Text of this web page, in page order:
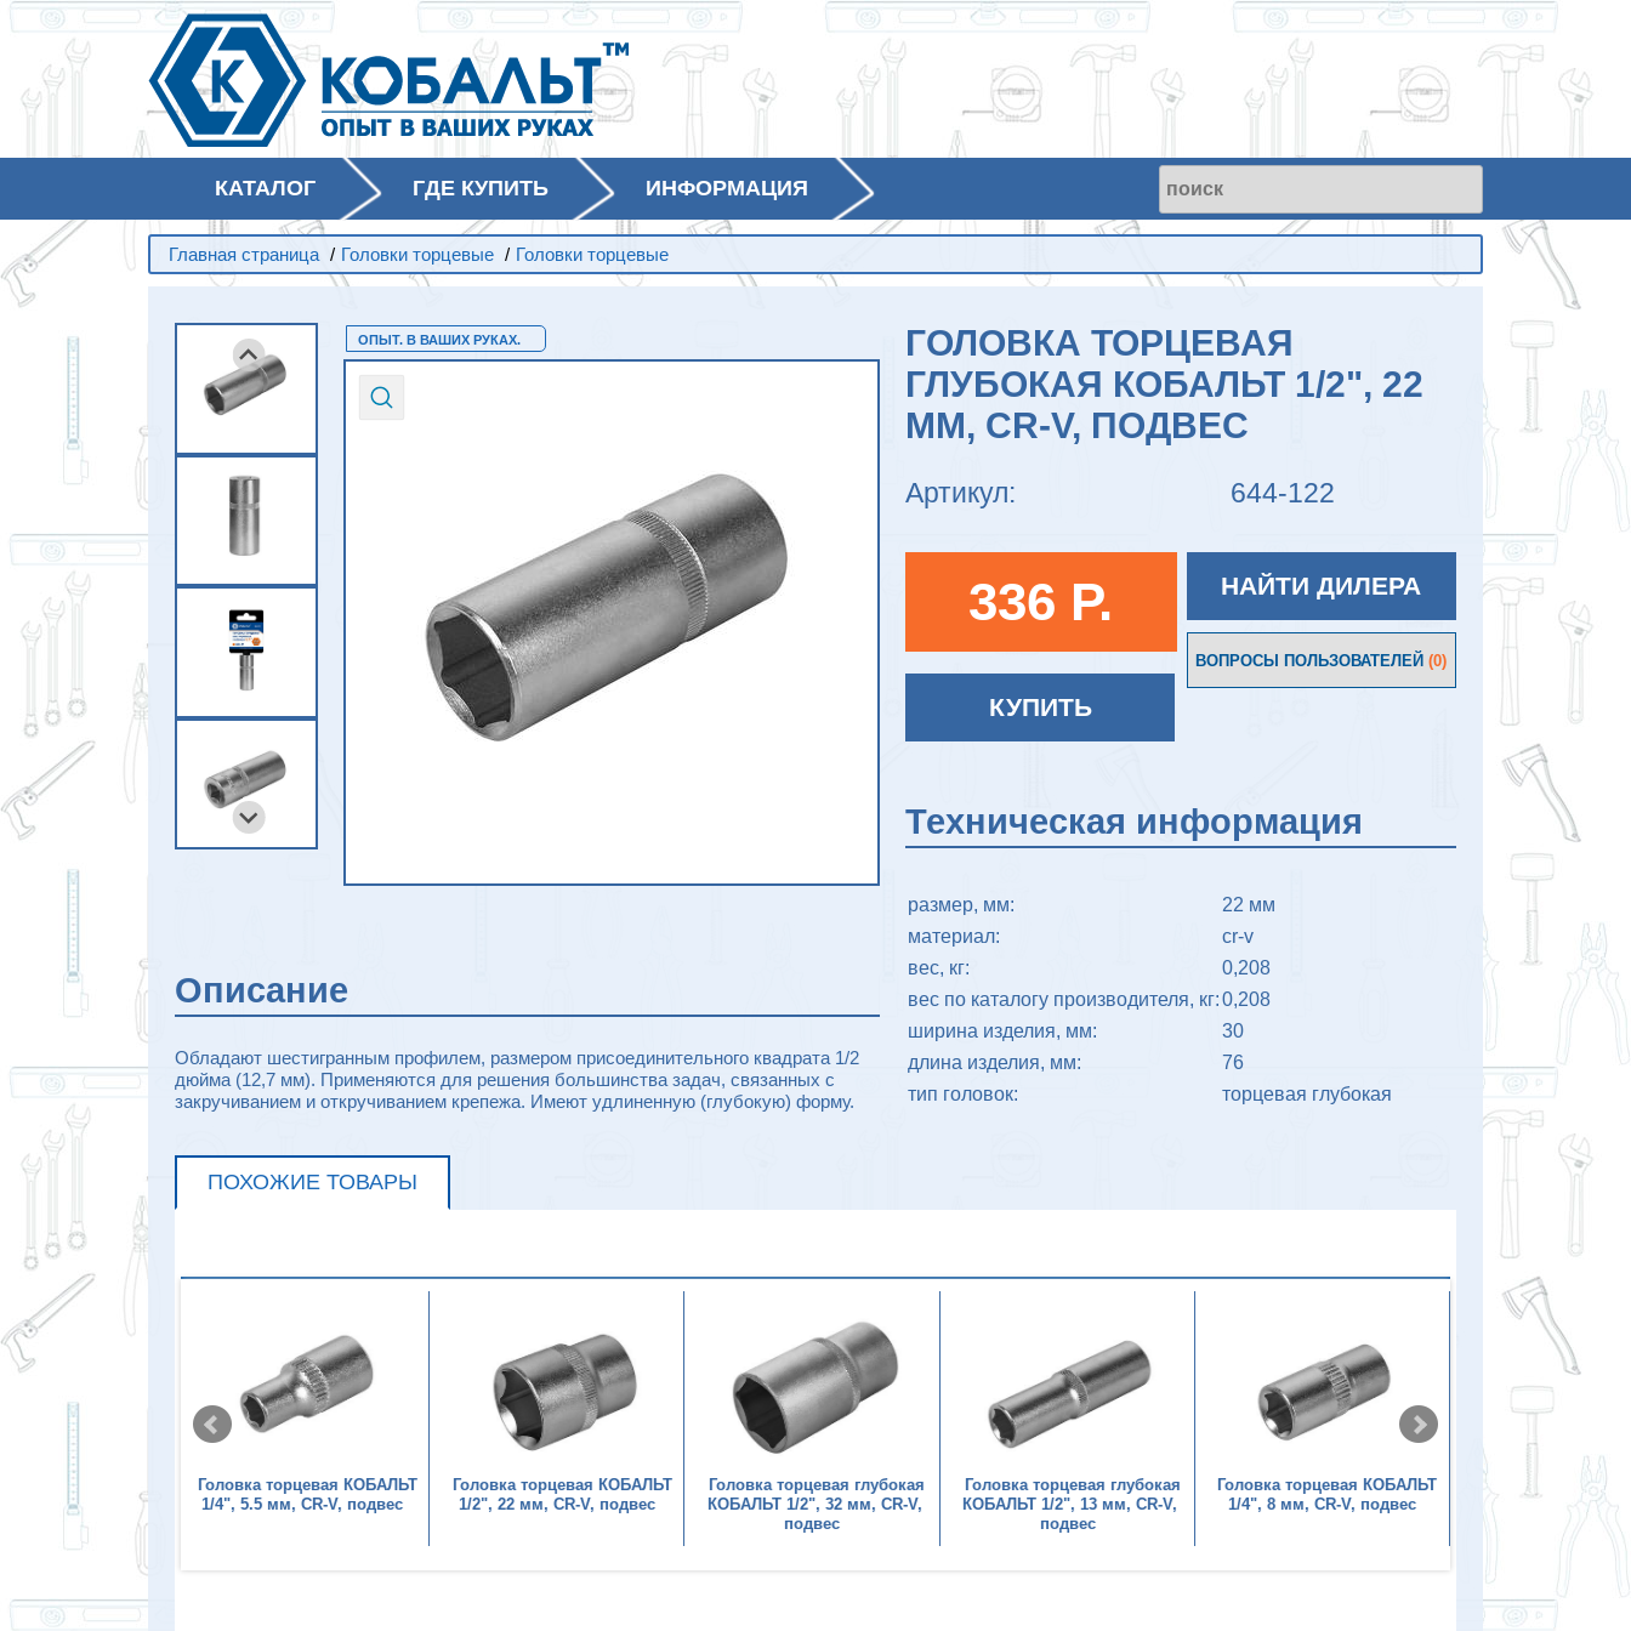
КАТАЛОГ ГДЕ КУПИТЬ ИНФОРМАЦИЯ
Главная страница / Головки торцевые / Головки торцевые
ОПЫТ. В ВАШИХ РУКАХ.
Описание
Обладают шестигранным профилем, размером присоединительного квадрата 1/2
дюйма (12,7 мм). Применяются для решения большинства задач, связанных с
закручиванием и откручиванием крепежа. Имеют удлиненную (глубокую) форму.
ГОЛОВКА ТОРЦЕВАЯ
ГЛУБОКАЯ КОБАЛЬТ 1/2", 22
ММ, CR-V, ПОДВЕС
Артикул: 644-122
336 P.
КУПИТЬ
НАЙТИ ДИЛЕРА
ВОПРОСЫ ПОЛЬЗОВАТЕЛЕЙ(0)
Техническая информация
размер, мм:
22 мм
материал:
cr-v
вес, кг:
0,208
вес по каталогу производителя, кг:0,208
ширина изделия, мм:
30
длина изделия, мм:
76
тип головок:
торцевая глубокая
ПОХОЖИЕ ТОВАРЫ
торцевая КОБАЛЬТ
мм, CR-V, подвес
Головка торцевая КОБАЛЬТ
1/4", 5.5 мм, CR-V, подвес
Головка торцевая КОБАЛЬТ
1/2", 22 мм, CR-V, подвес
Головка торцевая глубокая
КОБАЛЬТ 1/2", 32 мм, CR-V,
подвес
Головка торцевая глубокая
КОБАЛЬТ 1/2", 13 мм, CR-V,
подвес
Головка торцевая КОБАЛЬТ
1/4", 8 мм, CR-V, подвес
Головка торцевая
КОБАЛЬТ 1/4", 9
подвес